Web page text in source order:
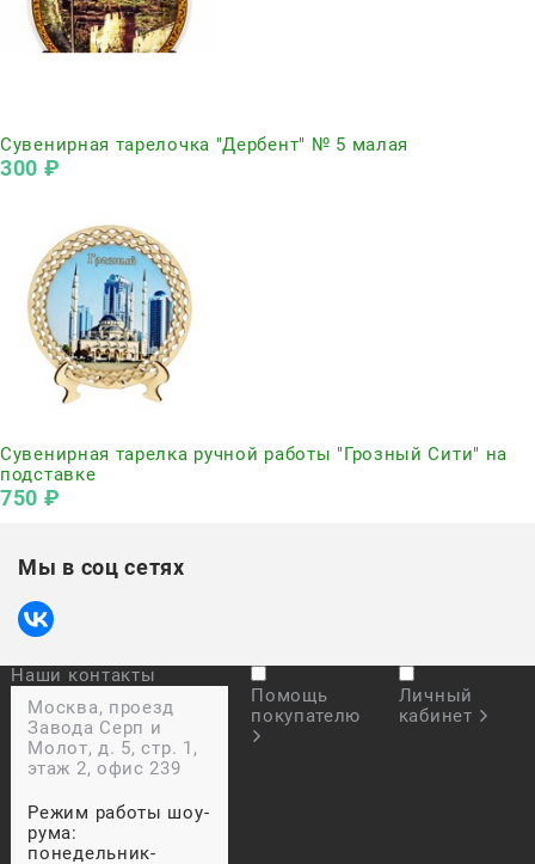
Сувенирная тарелочка "Дербент" № 5 малая
300 ₽
Сувенирная тарелка ручной работы "Грозный Сити" на
подставке
750 ₽
Мы в соц сетях
Наши контакты
Москва, проезд
Завода Серп и
Молот, д. 5, стр. 1,
этаж 2, офис 239
Режим работы шоу-
рума:
понедельник-
Помощь
покупателю
Личный
кабинет